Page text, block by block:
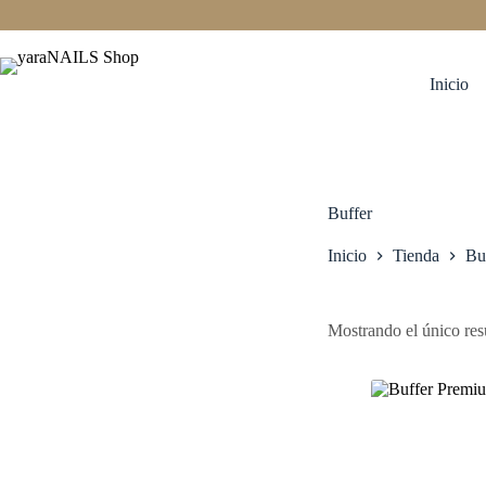
al
contenido
Inicio
Buffer
Inicio Tienda
Mostrando el único